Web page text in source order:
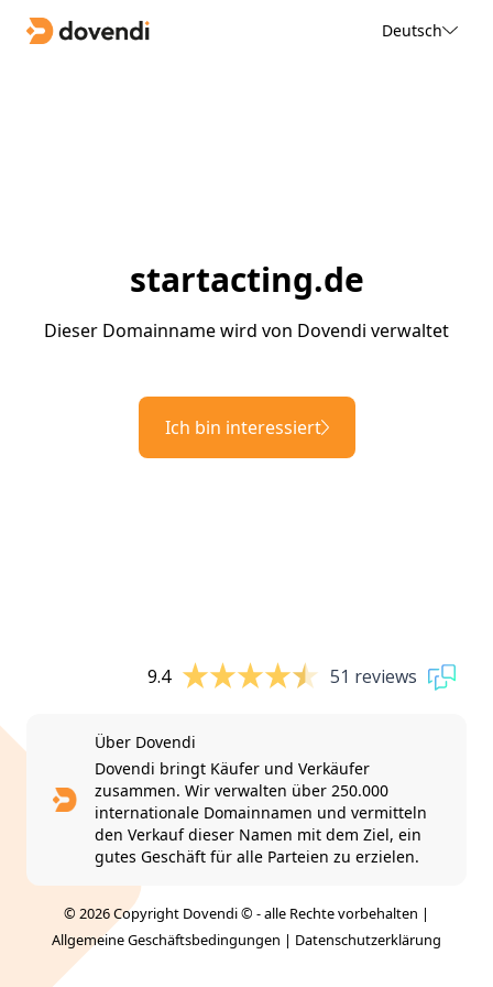
Deutsch
startacting.de
Dieser Domainname wird von Dovendi verwaltet
Ich bin interessiert
9.4 51 reviews
Über Dovendi
Dovendi bringt Käufer und Verkäufer
zusammen. Wir verwalten über 250.000
internationale Domainnamen und vermitteln
den Verkauf dieser Namen mit dem Ziel, ein
gutes Geschäft für alle Parteien zu erzielen.
© 2026 Copyright Dovendi © - alle Rechte vorbehalten |
Allgemeine Geschäftsbedingungen | Datenschutzerklärung